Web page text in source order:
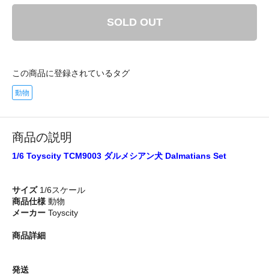
SOLD OUT
この商品に登録されているタグ
動物
商品の説明
1/6 Toyscity TCM9003 ダルメシアン犬 Dalmatians Set
サイズ1/6スケール
商品仕様 動物
メーカー Toyscity
商品詳細
発送